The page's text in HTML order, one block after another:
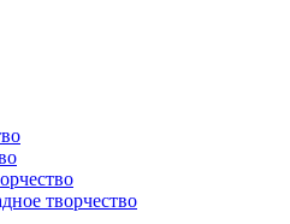
творчество